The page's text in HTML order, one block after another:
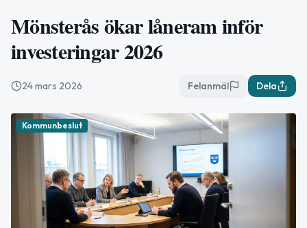
Mönsterås ökar låneram inför
investeringar 2026
24 mars 2026 Felanmäl Dela
Kommunbeslut